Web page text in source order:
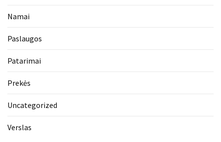
Namai
Paslaugos
Patarimai
Prekės
Uncategorized
Verslas